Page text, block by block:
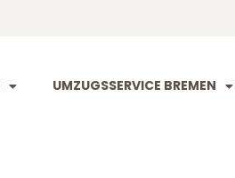
UMZUGSSERVICE BREMEN